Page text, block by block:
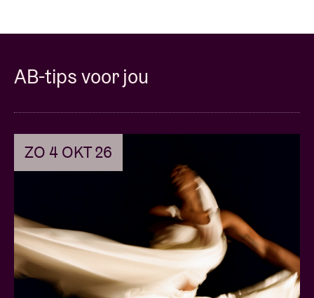
AB-tips voor jou
ZO 4 OKT 26